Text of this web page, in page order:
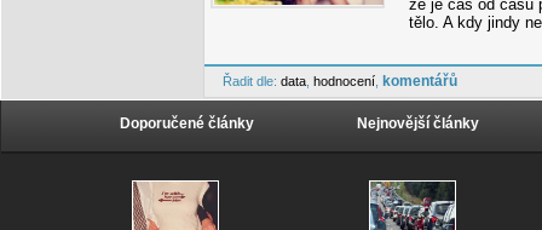
že je čas od času
tělo. A kdy jindy
Řadit dle: data hodnocení komentářů
Doporučené články Nejnovější články